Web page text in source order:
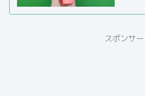
スポンサ